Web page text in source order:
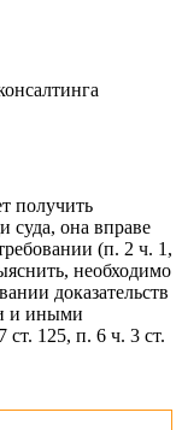
получить
суда, она вправе
(п. 2 ч. 1,
необходимо
доказательств
и иными
125, п. 6 ч. 3 ст.